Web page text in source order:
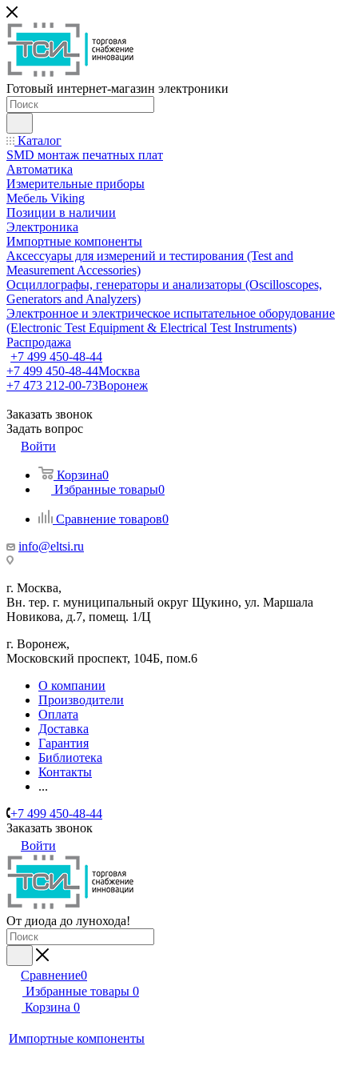
Готовый интернет-магазин электроники
Каталог
SMD монтаж печатных плат
Автоматика
Измерительные приборы
Мебель Viking
Позиции в наличии
Электроника
Импортные компоненты
Аксессуары для измерений и тестирования (Test and
Measurement Accessories)
Осциллографы, генераторы и анализаторы (Oscilloscopes,
Generators and Analyzers)
Электронное и электрическое испытательное оборудование
(Electronic Test Equipment & Electrical Test Instruments)
Распродажа
+7 499 450-48-44
+7 499 450-48-44Москва
+7 473 212-00-73Воронеж
Заказать звонок
Задать вопрос
Войти
Корзина0
Избранные товары0
Сравнение товаров0
info@eltsi.ru
г. Москва,
Вн. тер. г. муниципальный округ Щукино, ул. Маршала
Новикова, д.7, помещ. 1/Ц
г. Воронеж,
​Московский проспект, 104Б, пом.6
О компании
Производители
Оплата
Доставка
Гарантия
Библиотека
Контакты
...
+7 499 450-48-44
Заказать звонок
Войти
От диода до лунохода!
Сравнение0
Избранные товары 0
Корзина 0
Импортные компоненты